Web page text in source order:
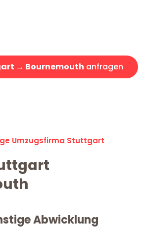
→ Bournemouth anfragen
Umzugsfirma Stuttgart
Abwicklung